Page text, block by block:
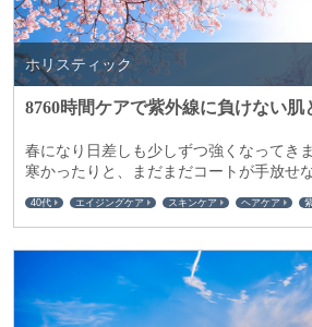
ホリスティック
8760時間ケアで紫外線に負けない肌
春になり日差しも少しずつ強くなってき
寒かったりと、まだまだコートが手放せ
40代 エイジングケア スキンケア ヘアケア